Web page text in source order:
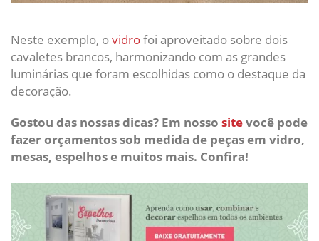
Neste exemplo, ovidrofoi aproveitado sobre dois
cavaletes brancos, harmonizando com as grandes
luminárias que foram escolhidas como o destaque da
decoração.
Gostou das nossas dicas? Em nosso sitevocê pode
fazer orçamentos sob medida de peças em vidro,
mesas, espelhos e muitos mais. Confira!